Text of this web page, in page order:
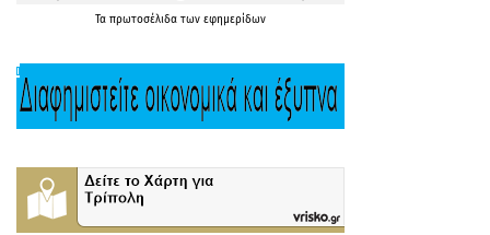
Τα πρωτοσέλιδα των εφημερίδων